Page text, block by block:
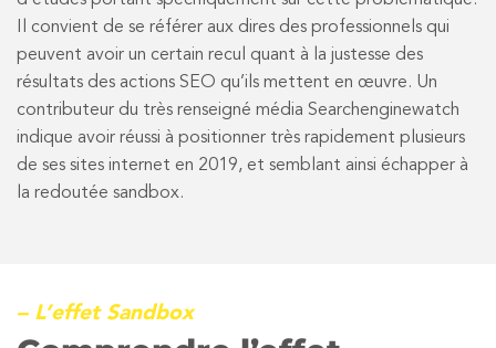
Il convient de se référer aux dires des professionnels qui
peuvent avoir un certain recul quant à la justesse des
résultats des actions SEO qu’ils mettent en œuvre. Un
contributeur du très renseigné média Searchenginewatch
indique avoir réussi à positionner très rapidement plusieurs
de ses sites internet en 2019, et semblant ainsi échapper à
la redoutée sandbox.
– L’effet Sandbox